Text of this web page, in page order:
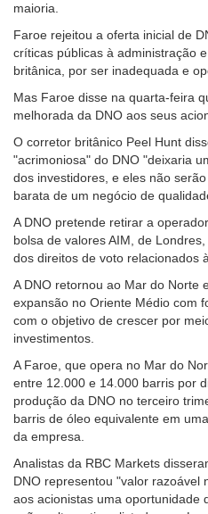
maioria.
Faroe rejeitou a oferta inicial de
críticas públicas à administração
britânica, por ser inadequada e
Mas Faroe disse na quarta-feira
melhorada da DNO aos seus
O corretor britânico Peel Hunt
"acrimoniosa" do DNO "deixaria
dos investidores, e eles não
barata de um negócio de
A DNO pretende retirar a
bolsa de valores AIM, de
dos direitos de voto relacionados
A DNO retornou ao Mar do Norte
expansão no Oriente Médio com
com o objetivo de crescer por
investimentos.
A Faroe, que opera no Mar do
entre 12.000 e 14.000 barris por
produção da DNO no terceiro
barris de óleo equivalente em
da empresa.
Analistas da RBC Markets
DNO representou "valor razoável
aos acionistas uma oportunidade